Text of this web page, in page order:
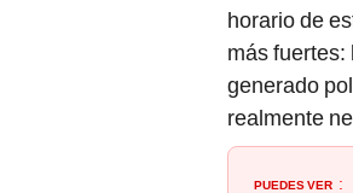
horario de
más fuertes:
generado
realmente
PUEDES VER :